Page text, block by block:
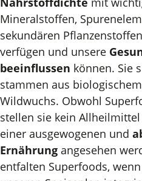
Mineralstoffen,
sekundären
verfügen und unsere
beeinflussen können. Sie
stammen aus
Wildwuchs. Obwohl
stellen sie kein
einer ausgewogenen und
Ernährung angesehen
entfalten Superfoods,